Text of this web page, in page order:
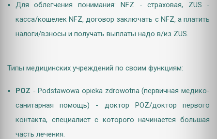
Для облегчения понимания: NFZ - страховая, ZUS -
касса/кошелек NFZ, договор заключать с NFZ, а платить
налоги/взносы и получать выплаты надо в/из ZUS.
Типы медицинских учреждений по своим функциям:
POZ - Podstawowa opieka zdrowotna (первичная медико-
санитарная помощь) - доктор POZ/доктор первого
контакта, специалист с которого начинается большая
часть лечения.